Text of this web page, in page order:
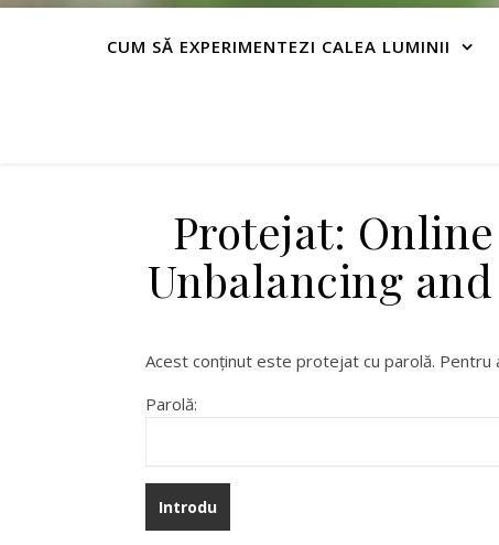
CUM SĂ EXPERIMENTEZI CALEA LUMINII
Protejat:
Unbalancing
Acest conținut este protejat cu parolă.
Parolă: